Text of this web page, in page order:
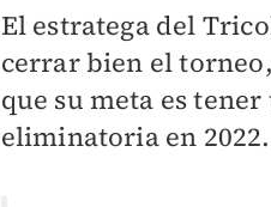
El estratega del
cerrar bien el
que su meta es
eliminatoria en 2022.